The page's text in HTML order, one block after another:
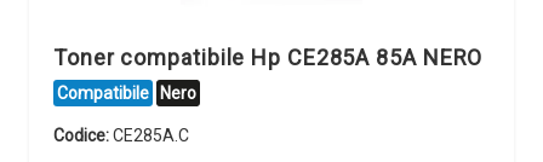
Toner compatibile Hp CE285A 85A NERO
Compatibile Nero
Codice:CE285A.C